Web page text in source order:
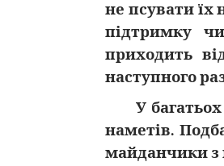
не псувати їх
підтримку
приходить
наступного
У
наметів.
майданчики з